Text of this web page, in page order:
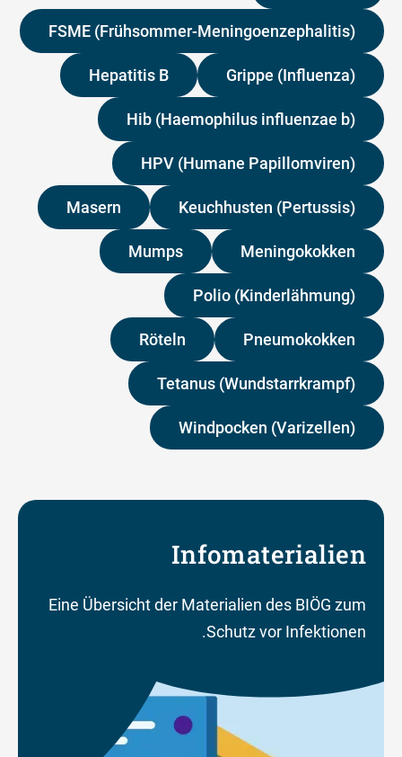
FSME (Frühsommer-Meningoenzephalitis)
Grippe (Influenza)
Hepatitis B
Hib (Haemophilus influenzae b)
HPV (Humane Papillomviren)
Keuchhusten (Pertussis)
Masern
Meningokokken
Mumps
Polio (Kinderlähmung)
Pneumokokken
Röteln
Tetanus (Wundstarrkrampf)
Windpocken (Varizellen)
Infomaterialien
Eine Übersicht der Materialien des BIÖG zum
Schutz vor Infektionen.